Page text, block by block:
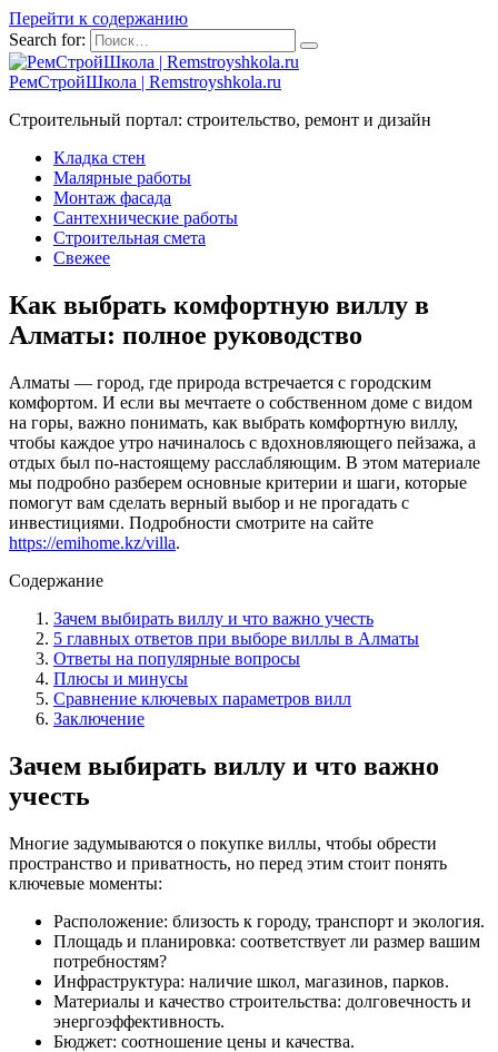
Перейти к содержанию
Search for:
РемСтройШкола | Remstroyshkola.ru
Строительный портал: строительство, ремонт и дизайн
Кладка стен
Малярные работы
Монтаж фасада
Сантехнические работы
Строительная смета
Свежее
Как выбрать комфортную виллу в
Алматы: полное руководство
Алматы — город, где природа встречается с городским
комфортом. И если вы мечтаете о собственном доме с видом
на горы, важно понимать, как выбрать комфортную виллу,
чтобы каждое утро начиналось с вдохновляющего пейзажа, а
отдых был по-настоящему расслабляющим. В этом материале
мы подробно разберем основные критерии и шаги, которые
помогут вам сделать верный выбор и не прогадать с
инвестициями. Подробности смотрите на сайте
https://emihome.kz/villa.
Содержание
Зачем выбирать виллу и что важно учесть
5 главных ответов при выборе виллы в Алматы
Ответы на популярные вопросы
Плюсы и минусы
Сравнение ключевых параметров вилл
Заключение
Зачем выбирать виллу и что важно
учесть
Многие задумываются о покупке виллы, чтобы обрести
пространство и приватность, но перед этим стоит понять
ключевые моменты:
Расположение: близость к городу, транспорт и экология.
Площадь и планировка: соответствует ли размер вашим
потребностям?
Инфраструктура: наличие школ, магазинов, парков.
Материалы и качество строительства: долговечность и
энергоэффективность.
Бюджет: соотношение цены и качества.